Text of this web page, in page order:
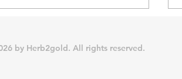
by Herb2gold. All rights reserved.